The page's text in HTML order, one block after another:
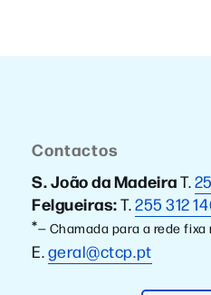
Contactos
S. João da MadeiraT.
Felgueiras:T.255 312
*— Chamada para a rede fixa
E.geral@ctcp.pt